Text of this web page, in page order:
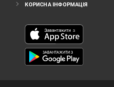
КОРИСНА ІНФОРМАЦІЯ